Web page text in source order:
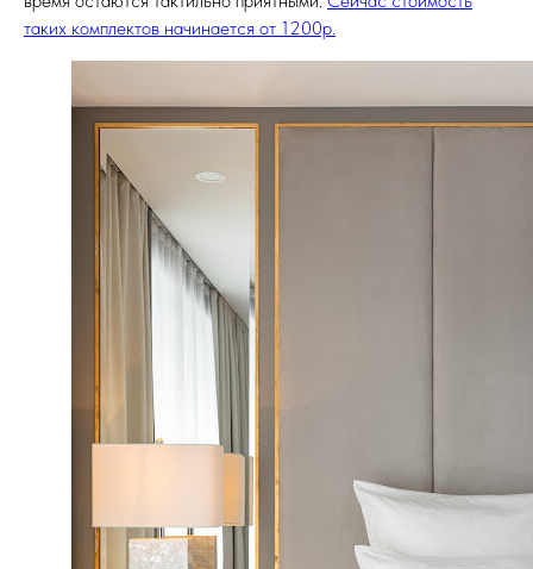
таких комплектов начинается от 1200р.